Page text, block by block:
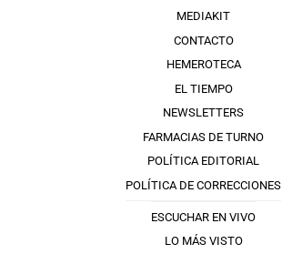
MEDIAKIT
CONTACTO
HEMEROTECA
EL TIEMPO
NEWSLETTERS
FARMACIAS DE TURNO
POLÍTICA EDITORIAL
POLÍTICA DE CORRECCIONES
ESCUCHAR EN VIVO
LO MÁS VISTO